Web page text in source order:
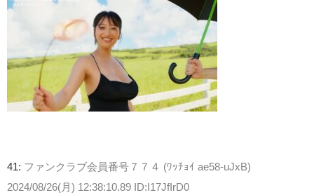
41: ファンクラブ会員番号７７４ (ﾜｯﾁｮｲ ae58-uJxB)
2024/08/26(月) 12:38:10.89 ID:I17JfIrD0